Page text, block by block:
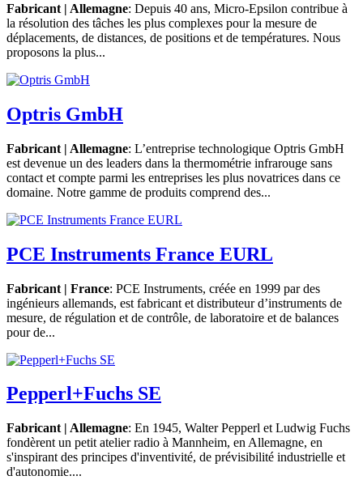
Fabricant | Allemagne: Depuis 40 ans, Micro-Epsilon contribue à
la résolution des tâches les plus complexes pour la mesure de
déplacements, de distances, de positions et de températures. Nous
proposons la plus...
Optris GmbH
Fabricant | Allemagne: L’entreprise technologique Optris GmbH
est devenue un des leaders dans la thermométrie infrarouge sans
contact et compte parmi les entreprises les plus novatrices dans ce
domaine. Notre gamme de produits comprend des...
PCE Instruments France EURL
Fabricant | France: PCE Instruments, créée en 1999 par des
ingénieurs allemands, est fabricant et distributeur d’instruments de
mesure, de régulation et de contrôle, de laboratoire et de balances
pour de...
Pepperl+Fuchs SE
Fabricant | Allemagne: En 1945, Walter Pepperl et Ludwig Fuchs
fondèrent un petit atelier radio à Mannheim, en Allemagne, en
s'inspirant des principes d'inventivité, de prévisibilité industrielle et
d'autonomie....